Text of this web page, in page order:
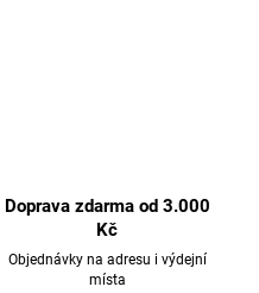
Doprava zdarma od 3.000
Kč
Objednávky na adresu i výdejní
místa